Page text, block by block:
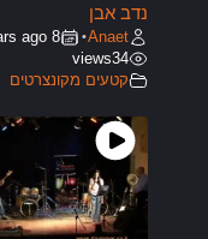
נדב אבן
Anaet
•
8 years ago
34
views
קטעים מקונצרטים